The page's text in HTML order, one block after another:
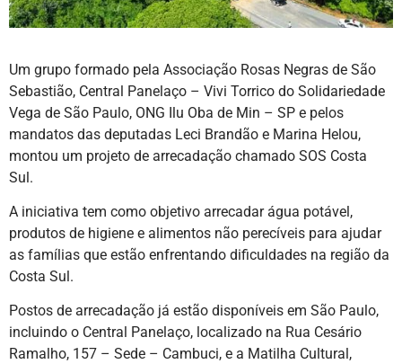
Um grupo formado pela Associação Rosas Negras de São
Sebastião, Central Panelaço – Vivi Torrico do Solidariedade
Vega de São Paulo, ONG Ilu Oba de Min – SP e pelos
mandatos das deputadas Leci Brandão e Marina Helou,
montou um projeto de arrecadação chamado SOS Costa
Sul.
A iniciativa tem como objetivo arrecadar água potável,
produtos de higiene e alimentos não perecíveis para ajudar
as famílias que estão enfrentando dificuldades na região da
Costa Sul.
Postos de arrecadação já estão disponíveis em São Paulo,
incluindo o Central Panelaço, localizado na Rua Cesário
Ramalho, 157 – Sede – Cambuci, e a Matilha Cultural,